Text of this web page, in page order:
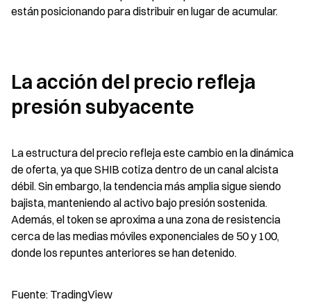
están posicionando para distribuir en lugar de acumular.
La acción del precio refleja
presión subyacente
La estructura del precio refleja este cambio en la dinámica
de oferta, ya que SHIB cotiza dentro de un canal alcista
débil. Sin embargo, la tendencia más amplia sigue siendo
bajista, manteniendo al activo bajo presión sostenida.
Además, el token se aproxima a una zona de resistencia
cerca de las medias móviles exponenciales de 50 y 100,
donde los repuntes anteriores se han detenido.
Fuente: TradingView